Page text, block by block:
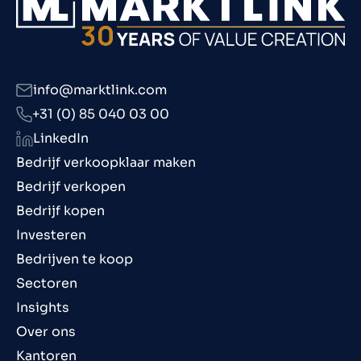
Bedrijf verkoopklaar maken
Bedrijf verkopen
Bedrijf kopen
Investeren
Bedrijven te koop
Sectoren
Insights
Over ons
Kantoren
info@marktlink.com
+31 (0) 85 040 03 00
LinkedIn